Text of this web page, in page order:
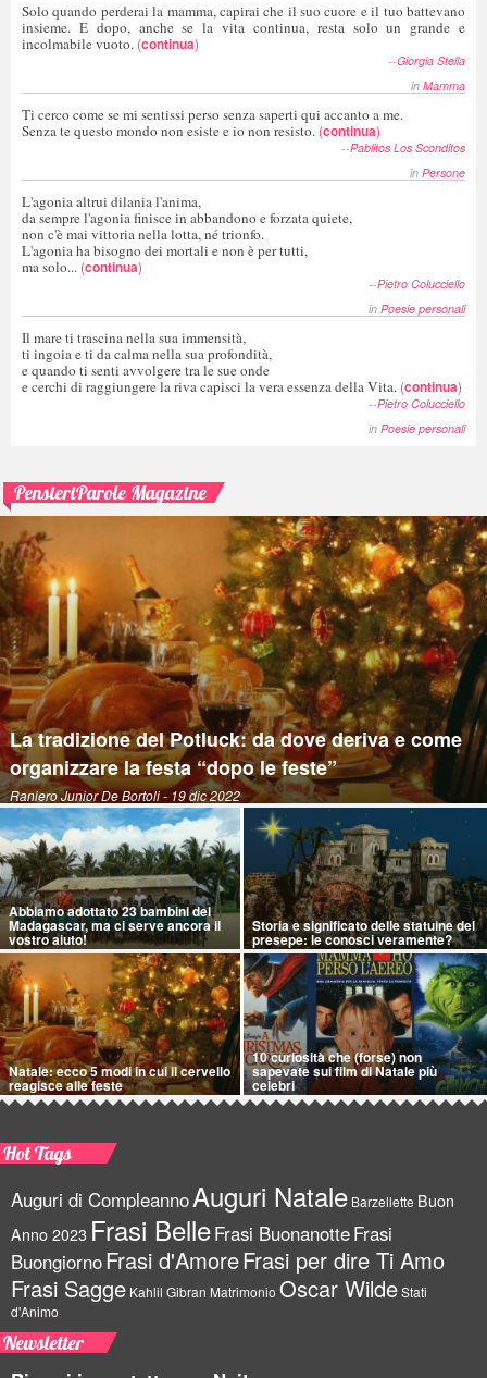
Solo quando perderai la mamma, capirai che il suo cuore e il tuo battevano
insieme. E dopo, anche se la vita continua, resta solo un grande e
incolmabile vuoto. (continua)
--Giorgia Stella
in Mamma
Ti cerco come se mi sentissi perso senza saperti qui accanto a me.
Senza te questo mondo non esiste e io non resisto. (continua)
--Pablitos Los Sconditos
in Persone
L'agonia altrui dilania l'anima,
da sempre l'agonia finisce in abbandono e forzata quiete,
non c'è mai vittoria nella lotta, né trionfo.
L'agonia ha bisogno dei mortali e non è per tutti,
ma solo... (continua)
--Pietro Colucciello
in Poesie personali
Il mare ti trascina nella sua immensità,
ti ingoia e ti da calma nella sua profondità,
e quando ti senti avvolgere tra le sue onde
e cerchi di raggiungere la riva capisci la vera essenza della Vita. (continua)
--Pietro Colucciello
in Poesie personali
PensieriParole Magazine
La tradizione del Potluck: da dove deriva e come
organizzare la festa “dopo le feste”
Raniero Junior De Bortoli- 19 dic 2022
Abbiamo adottato 23 bambini del
Madagascar, ma ci serve ancora il
vostro aiuto!
Storia e significato delle statuine del
presepe: le conosci veramente?
Natale: ecco 5 modi in cui il cervello
reagisce alle feste
10 curiosità che (forse) non
sapevate sui film di Natale più
celebri
Hot Tags
Auguri di CompleannoAuguri Natale Barzellette Buon
Anno 2023 Frasi BelleFrasi BuonanotteFrasi
BuongiornoFrasi d'AmoreFrasi per dire Ti Amo
Frasi Sagge Kahlil Gibran Matrimonio Oscar WildeStati
d'Animo
Newsletter